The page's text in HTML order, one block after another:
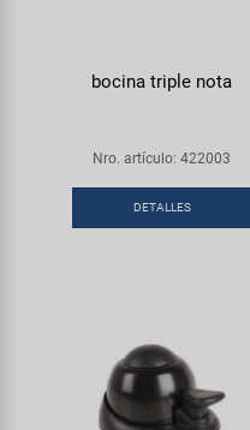
bocina triple nota
Nro. artículo: 422003
DETALLES